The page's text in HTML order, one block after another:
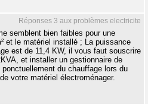
Réponses 3 aux problèmes electricite
semblent bien faibles pour une
et le matériel installé ; La puissance
est de 11,4 KW, il vous faut souscrire
et installer un gestionnaire de
du chauffage lors du
votre matériel électroménager.